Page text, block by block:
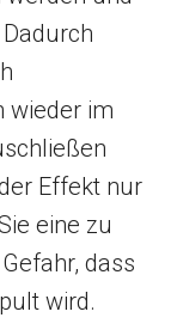
wieder im
Effekt nur
eine zu
dass
wird.